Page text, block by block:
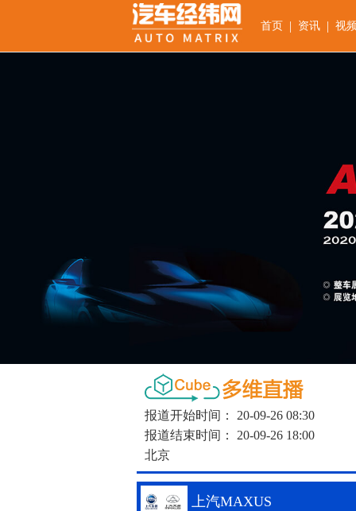
首页 | 资讯 | 视
报道开始时间：
20-09-26 08:30
报道结束时间：
20-09-26 18:00
北京
上汽MAXUS